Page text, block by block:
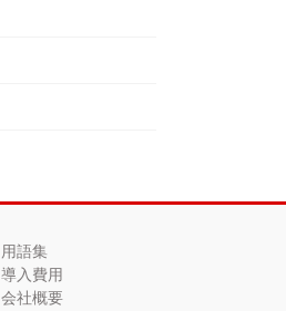
用語集
導入費用
会社概要